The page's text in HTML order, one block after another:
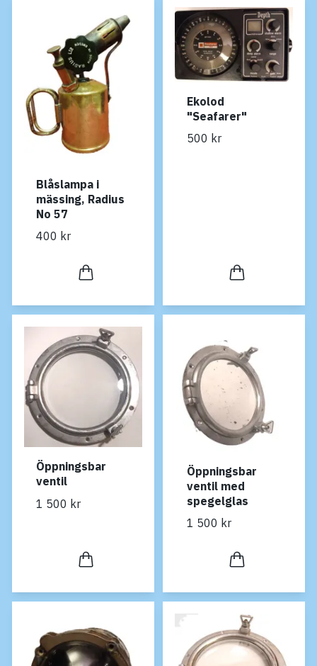
Blåslampa i
mässing, Radius
No 57
400 kr
Ekolod
"Seafarer"
500 kr
Öppningsbar
ventil
1 500 kr
Öppningsbar
ventil med
spegelglas
1 500 kr